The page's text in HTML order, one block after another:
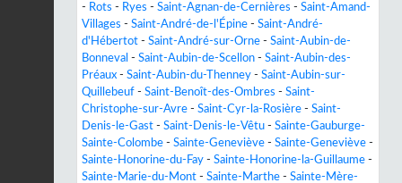
- Rots - Ryes - Saint-Agnan-de-Cernières - Saint-Amand-
Villages - Saint-André-de-l'Épine - Saint-André-
d'Hébertot - Saint-André-sur-Orne - Saint-Aubin-de-
Bonneval - Saint-Aubin-de-Scellon - Saint-Aubin-des-
Préaux - Saint-Aubin-du-Thenney - Saint-Aubin-sur-
Quillebeuf - Saint-Benoît-des-Ombres - Saint-
Christophe-sur-Avre - Saint-Cyr-la-Rosière - Saint-
Denis-le-Gast - Saint-Denis-le-Vêtu - Sainte-Gauburge-
Sainte-Colombe - Sainte-Geneviève - Sainte-Geneviève -
Sainte-Honorine-du-Fay - Sainte-Honorine-la-Guillaume -
Sainte-Marie-du-Mont - Sainte-Marthe - Sainte-Mère-